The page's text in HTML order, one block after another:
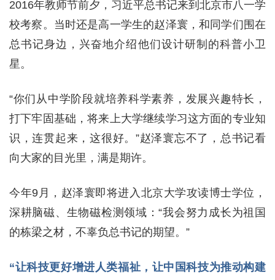
2016年教师节前夕，习近平总书记来到北京市八一学
校考察。当时还是高一学生的赵泽寰，和同学们围在
总书记身边，兴奋地介绍他们设计研制的科普小卫
星。
“你们从中学阶段就培养科学素养，发展兴趣特长，
打下牢固基础，将来上大学继续学习这方面的专业知
识，连贯起来，这很好。”赵泽寰忘不了，总书记看
向大家的目光里，满是期许。
今年9月，赵泽寰即将进入北京大学攻读博士学位，
深耕脑磁、生物磁检测领域：“我会努力成长为祖国
的栋梁之材，不辜负总书记的期望。”
“让科技更好增进人类福祉，让中国科技为推动构建